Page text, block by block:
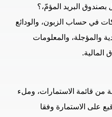
بصندوق البريد المؤمّ،؟
في حساب الزبون، والودائع
والمؤجلة، والمعلومات
المالية.
من قائمة الاستمارات، وملء
على الاستمارة وفقا